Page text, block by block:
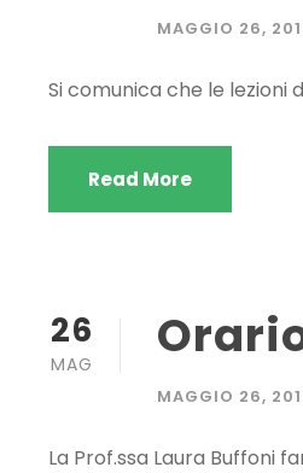
MAGGIO 26,
Si comunica che le lezioni
Read More
26
MAG
MAGGIO 26,
La Prof.ssa Laura Buffoni